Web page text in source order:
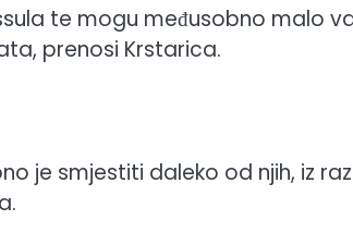
te mogu međusobno malo
prenosi Krstarica.
je smjestiti daleko od njih, iz